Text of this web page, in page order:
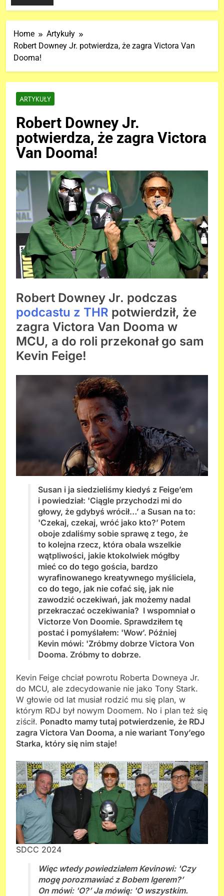
Home
Artykuły
Robert Downey Jr. potwierdza, że zagra Victora Van
Dooma!
ARTYKUŁY
Robert Downey Jr.
potwierdza, że zagra Victora
Van Dooma!
Robert Downey Jr. podczas
podcastu z THR potwierdził, że
zagra Victora Van Dooma w
MCU, a do roli przekonał go sam
Kevin Feige!
Susan i ja siedzieliśmy kiedyś z Feige’em
i powiedział: 'Ciągle przychodzi mi do
głowy, że gdybyś wrócił…’ a Susan na to:
'Czekaj, czekaj, wróć jako kto?’ Potem
oboje zdaliśmy sobie sprawę z tego, że
to kolejna rzecz, która obala wszelkie
wątpliwości, jakie ktokolwiek mógłby
mieć co do tego gościa, bardzo
wyrafinowanego kreatywnego myśliciela,
co do tego, jak nie cofać się, jak nie
zawodzić oczekiwań, jak możemy nadal
przekraczać oczekiwania? I wspomniał o
Victorze Von Doomie. Sprawdziłem tę
postać i pomyślałem: 'Wow’. Później
Kevin mówi: 'Zróbmy dobrze Victora Von
Dooma. Zróbmy to dobrze.
Kevin Feige chciał powrotu Roberta Downeya Jr.
do MCU, ale zdecydowanie nie jako Tony Stark.
W głowie od lat musiał rodzić mu się plan, w
którym RDJ był nowym Doomem. No i plan też się
ziścił. Ponadto mamy tutaj potwierdzenie, że RDJ
zagra Victora Van Dooma, a nie wariant Tony’ego
Starka, który się nim staje!
SDCC 2024
Więc wtedy powiedziałem Kevinowi: 'Czy
mogę porozmawiać z Bobem Igerem?’
On mówi: 'O?’ Ja mówię: 'O wszystkim.